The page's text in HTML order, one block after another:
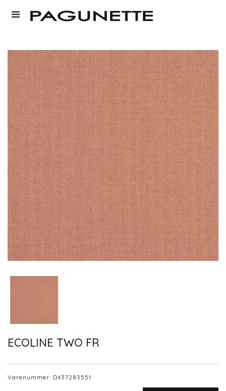
ECOLINE TWO FR
Varenummer: D437283551